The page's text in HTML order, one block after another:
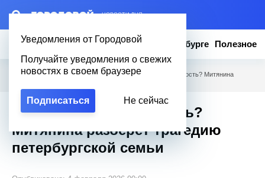
– НОВОСТИ ДНЯ
Уведомления от Городовой
Получайте уведомления о свежих
новостях в своем браузере
Подписаться Не сейчас
Новости Эксклюзив Вопросы о Петербурге Полезное
Городовой Новости Петербурга / Алкоголь или халатность? Митянина
Алкоголь или халатность?
Митянина разберет трагедию
петербургской семьи